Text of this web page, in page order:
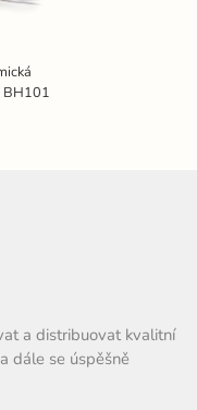
BH101
a distribuovat kvalitní
dále se úspěšně